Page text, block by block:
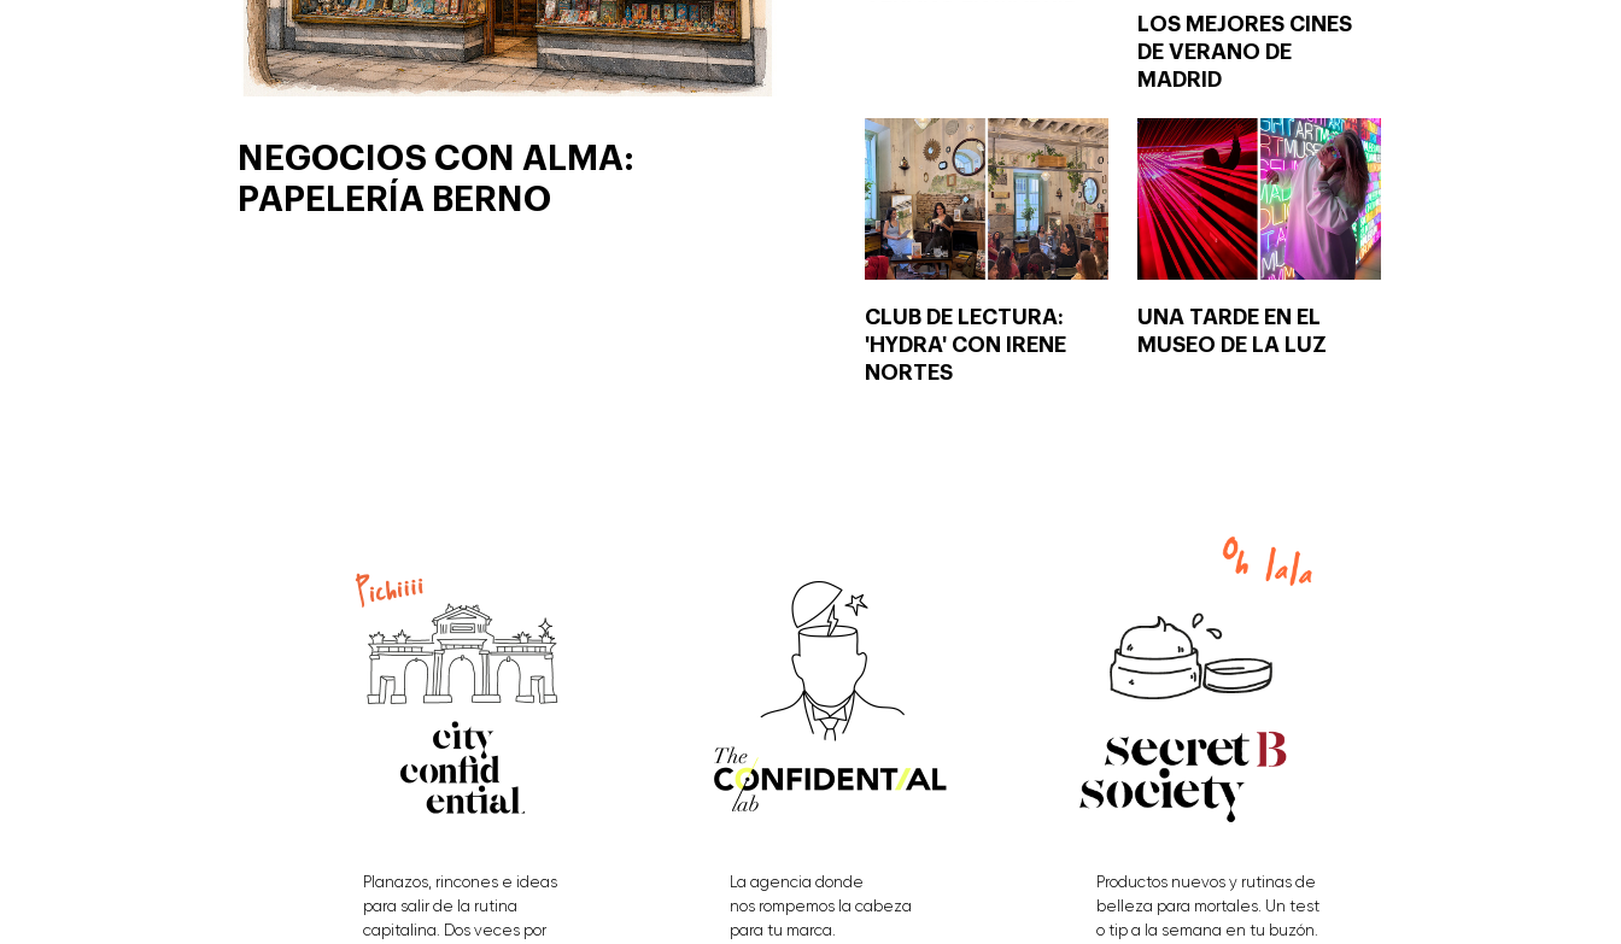
NEGOCIOS CON ALMA:
PAPELERÍA BERNO
LOS MEJORES CINES
DE VERANO DE
MADRID
CLUB DE LECTURA:
'HYDRA' CON IRENE
NORTES
UNA TARDE EN EL
MUSEO DE LA LUZ
Planazos, rincones e ideas
para salir de la rutina
capitalina. Dos veces por
La agencia donde
nos rompemos la cabeza
para tu marca.
Productos nuevos y rutinas de
belleza para mortales. Un test
o tip a la semana en tu buzón.